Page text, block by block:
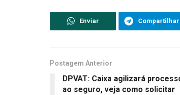
Enviar Compartilhar
Postagem Anterior
DPVAT: Caixa agilizará
ao seguro, veja como solicitar